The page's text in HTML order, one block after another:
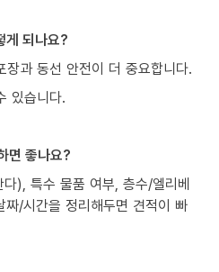
게 되나요?
과 동선 안전이 더 중요합니다.
있습니다.
면 좋나요?
), 특수 물품 여부, 층수/엘리베
/시간을 정리해두면 견적이 빠